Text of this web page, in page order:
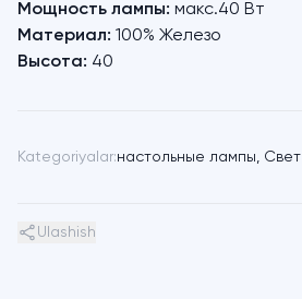
Мощность лампы: макс.40 Вт
Материал: 100% Железо
Высота: 40
Kategoriyalar:настольные лампы, Свет
Ulashish